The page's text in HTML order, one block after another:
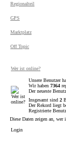
Regionalteil
GPS
Marktplatz
Off Topic
Wer ist online?
Unsere Benutzer
Wir haben 7364
Der neueste
Insgesamt sind 2
Der Rekord liegt
Registrierte
Diese Daten zeigen an,
Login